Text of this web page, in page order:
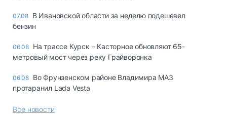
07.08 В Ивановской области за неделю подешевел
бензин
06.08 На трассе Курск – Касторное обновляют 65-
метровый мост через реку Грайворонка
06.08 Во Фрунзенском районе Владимира МАЗ
протаранил Lada Vesta
Все новости